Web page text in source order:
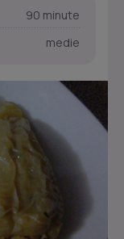
90 minute
medie